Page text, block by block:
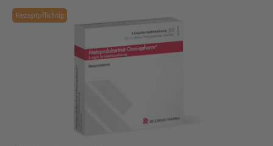
Rezeptpflichtig